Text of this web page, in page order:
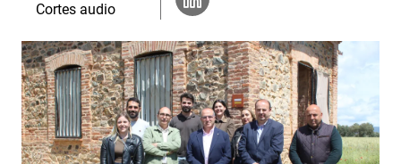
Cortes audio